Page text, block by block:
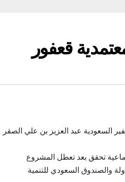
السعودية عبد العزيز بن علي الصقر
تحقق بعد تعطل المشروع